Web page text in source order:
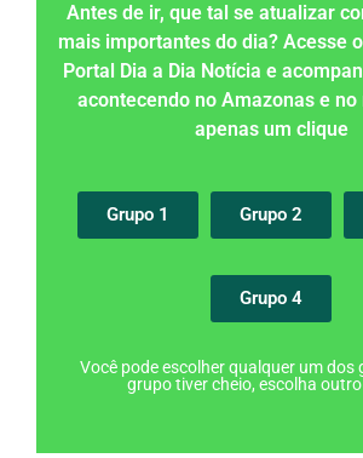
Antes de ir, que tal se atualizar
mais importantes do dia? Acesse
Portal Dia a Dia Notícia e
acontecendo no Amazonas e no
apenas um clique
Grupo 1 Grupo 2
Grupo 4
Você pode escolher qualquer um dos
grupo tiver cheio, escolha